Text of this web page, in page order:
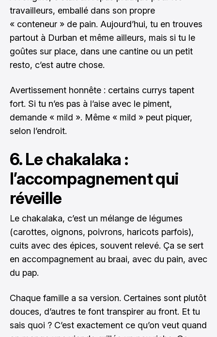
travailleurs, emballé dans son propre
« conteneur » de pain. Aujourd’hui, tu en trouves
partout à Durban et même ailleurs, mais si tu le
goûtes sur place, dans une cantine ou un petit
resto, c’est autre chose.
Avertissement honnête : certains currys tapent
fort. Si tu n’es pas à l’aise avec le piment,
demande « mild ». Même « mild » peut piquer,
selon l’endroit.
6. Le chakalaka :
l’accompagnement qui
réveille
Le chakalaka, c’est un mélange de légumes
(carottes, oignons, poivrons, haricots parfois),
cuits avec des épices, souvent relevé. Ça se sert
en accompagnement au braai, avec du pain, avec
du pap.
Chaque famille a sa version. Certaines sont plutôt
douces, d’autres te font transpirer au front. Et tu
sais quoi ? C’est exactement ce qu’on veut quand